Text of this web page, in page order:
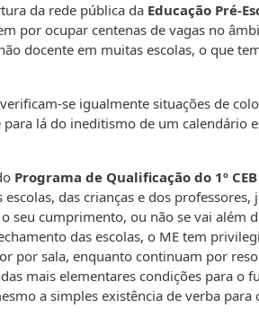
da rede pública da Educação Pré-
por ocupar centenas de vagas no
docente em muitas escolas, o que
se igualmente situações de
lá do ineditismo de um calendário
Programa de Qualificação do 1º CEB
escolas, das crianças e dos
seu cumprimento, ou não se vai além
das escolas, o ME tem
por sala, enquanto continuam por
mais elementares condições para o
a simples existência de verba para